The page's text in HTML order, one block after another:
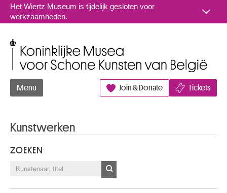
Naar inhoud
Het Wiertz Museum is tijdelijk gesloten voor
werkzaamheden.
Menu Join & Donate Tickets
Kunstwerken
ZOEKEN